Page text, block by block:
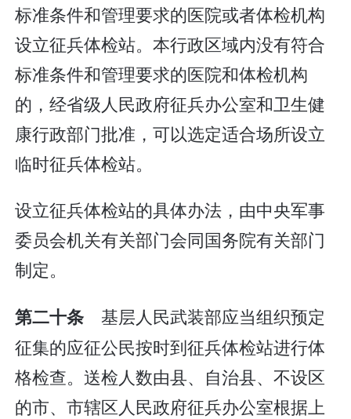
标准条件和管理要求的医院或者体检机构
设立征兵体检站。本行政区域内没有符合
标准条件和管理要求的医院和体检机构
的，经省级人民政府征兵办公室和卫生健
康行政部门批准，可以选定适合场所设立
临时征兵体检站。
设立征兵体检站的具体办法，由中央军事
委员会机关有关部门会同国务院有关部门
制定。
第二十条 基层人民武装部应当组织预定
征集的应征公民按时到征兵体检站进行体
格检查。送检人数由县、自治县、不设区
的市、市辖区人民政府征兵办公室根据上